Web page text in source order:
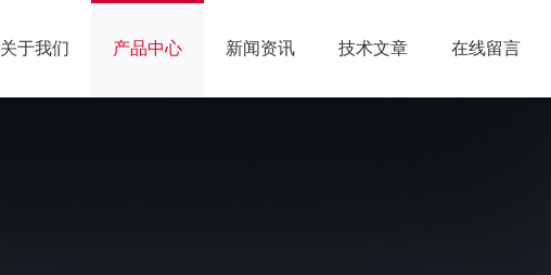
关于我们 产品中心 新闻资讯 技术文章 在线留言